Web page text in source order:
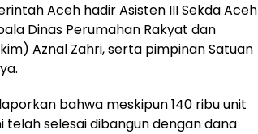
Aceh hadir Asisten III Sekda Aceh
Dinas Perumahan Rakyat dan
Aznal Zahri, serta pimpinan Satuan
bahwa meskipun 140 ribu unit
selesai dibangun dengan dana